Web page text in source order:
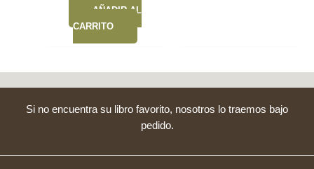
AÑADIR AL
CARRITO
Si no encuentra su libro favorito, nosotros lo traemos bajo
pedido.